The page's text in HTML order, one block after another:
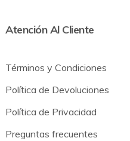
Atención Al Cliente
Términos y Condiciones
Política de Devoluciones
Política de Privacidad
Preguntas frecuentes